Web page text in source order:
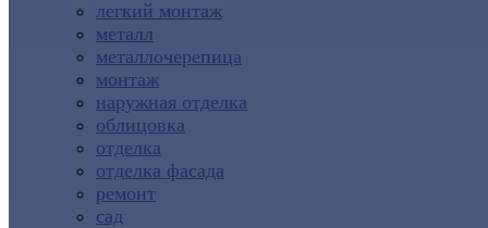
легкий монтаж
металл
металлочерепица
монтаж
наружная отделка
облицовка
отделка
отделка фасада
ремонт
сад